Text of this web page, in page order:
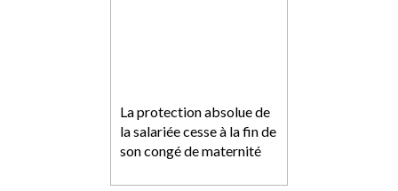
La protection absolue de
la salariée cesse à la fin de
son congé de maternité